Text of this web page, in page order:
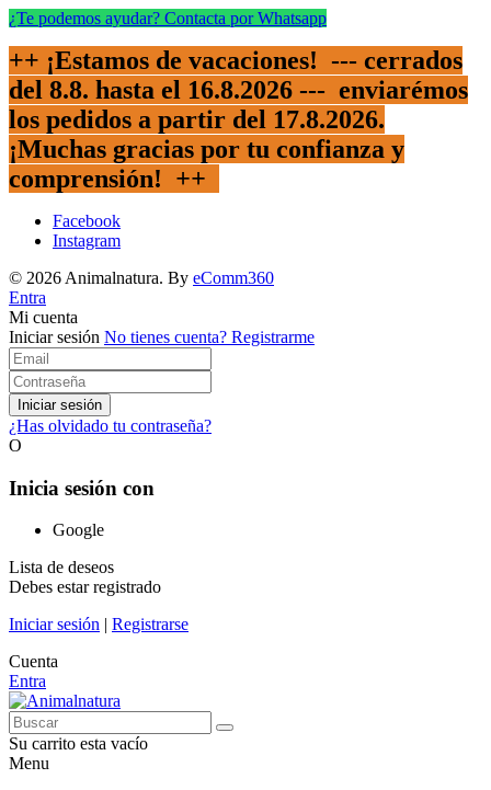
¿Te podemos ayudar? Contacta por Whatsapp
++ ¡Estamos de vacaciones! --- cerrados
del 8.8. hasta el 16.8.2026 --- enviarémos
los pedidos a partir del 17.8.2026.
¡Muchas gracias por tu confianza y
comprensión! ++
Facebook
Instagram
© 2026 Animalnatura. By eComm360
Entra
Mi cuenta
Iniciar sesión No tienes cuenta? Registrarme
Iniciar sesión
¿Has olvidado tu contraseña?
O
Inicia sesión con
Google
Lista de deseos
Debes estar registrado
Iniciar sesión | Registrarse
Cuenta
Entra
Su carrito esta vacío
Menu